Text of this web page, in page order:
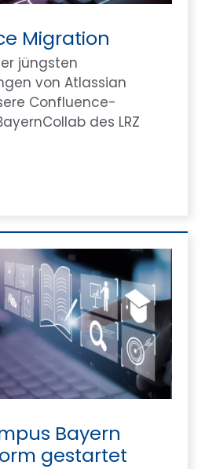
Migration
jüngsten
von Atlassian
Confluence-
des LRZ
Bayern
gestartet